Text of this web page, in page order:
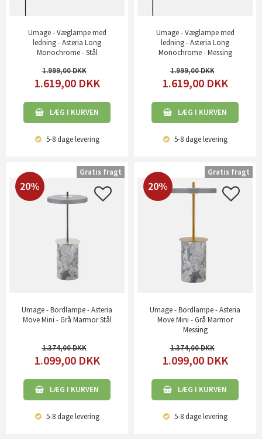
Umage - Væglampe med
ledning - Asteria Long
Monochrome - Stål
1.999,00
1.619,00 DKK
LÆG I KURVEN
5-8 dagelevering
Umage - Væglampe med
ledning - Asteria Long
Monochrome - Messing
1.999,00
1.619,00 DKK
LÆG I KURVEN
5-8 dagelevering
20%
Umage - Bordlampe - Asteria
Move Mini - Grå Marmor Stål
1.374,00
1.099,00 DKK
LÆG I KURVEN
5-8 dagelevering
Gratis fragt
20%
Umage - Bordlampe - Asteria
Move Mini - Grå Marmor
Messing
1.374,00
1.099,00 DKK
LÆG I KURVEN
5-8 dagelevering
Gratis fragt